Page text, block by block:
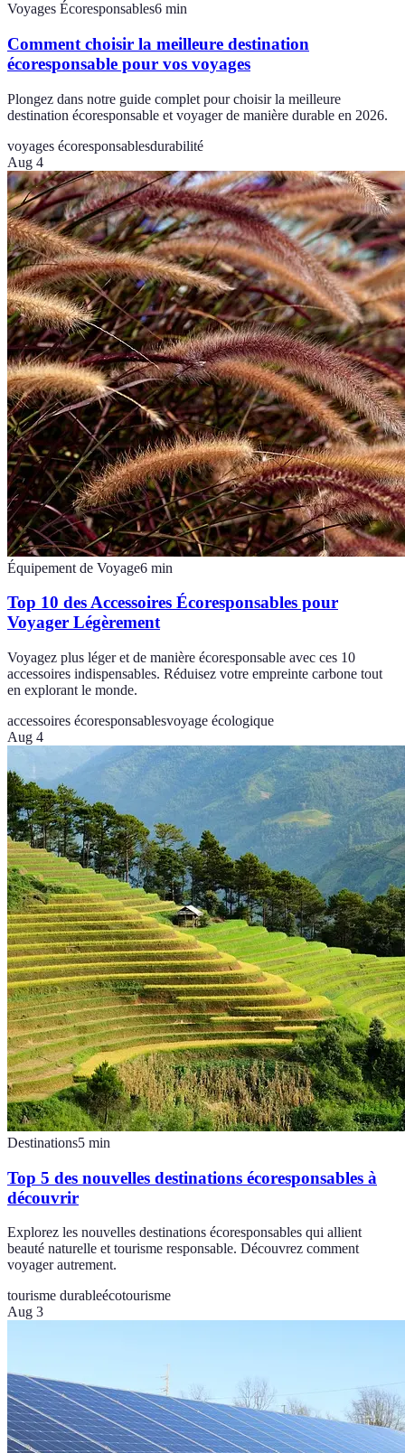
Voyages Écoresponsables6 min
Comment choisir la meilleure destination
écoresponsable pour vos voyages
Plongez dans notre guide complet pour choisir la meilleure
destination écoresponsable et voyager de manière durable en 2026.
voyages écoresponsablesdurabilité
Aug 4
Équipement de Voyage6 min
Top 10 des Accessoires Écoresponsables pour
Voyager Légèrement
Voyagez plus léger et de manière écoresponsable avec ces 10
accessoires indispensables. Réduisez votre empreinte carbone tout
en explorant le monde.
accessoires écoresponsablesvoyage écologique
Aug 4
Destinations5 min
Top 5 des nouvelles destinations écoresponsables à
découvrir
Explorez les nouvelles destinations écoresponsables qui allient
beauté naturelle et tourisme responsable. Découvrez comment
voyager autrement.
tourisme durableécotourisme
Aug 3